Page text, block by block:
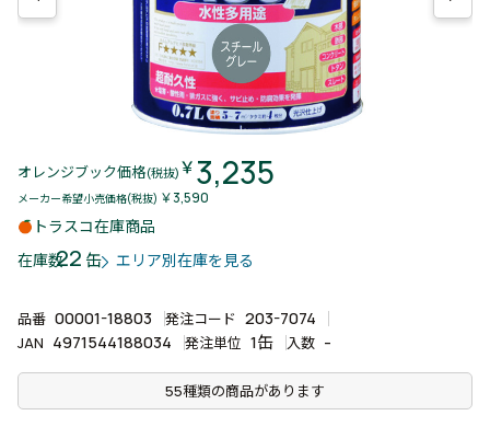
オレンジブック価格(税抜) ￥3,235
メーカー希望小売価格(税抜) ￥3,590
トラスコ在庫商品
在庫数22 缶 エリア別在庫を見る
品番 00001-18803 発注コード 203-7074
JAN 4971544188034 発注単位 1缶 入数 -
55種類の商品があります